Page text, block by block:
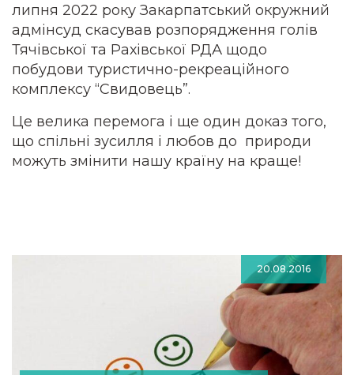
липня 2022 року Закарпатський окружний
адмінсуд скасував розпорядження голів
Тячівської та Рахівської РДА щодо
побудови туристично-рекреаційного
комплексу “Свидовець”.
Це велика перемога і ще один доказ того,
що спільні зусилля і любов до природи
можуть змінити нашу країну на краще!
20.08.2016